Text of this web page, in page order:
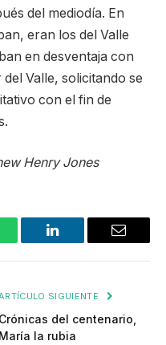
del mediodía. En
eran los del Valle
en desventaja con
Valle, solicitando se
con el fin de
Henry Jones
LinkedIn Email
SIGUIENTE
Crónicas del centenario,
María la rubia